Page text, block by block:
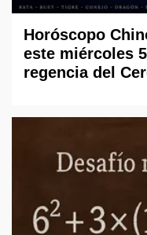
Horóscopo
este miércoles
regencia del